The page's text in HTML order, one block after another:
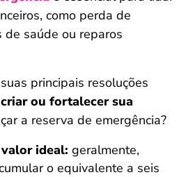
como perda de
saúde ou reparos
principais resoluções
criar ou fortalecer sua
a reserva de emergência?
ideal: geralmente,
o equivalente a seis